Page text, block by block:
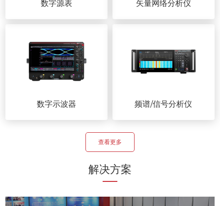
数字源表 矢量网络分析仪
数字示波器 频谱/信号分析仪
查看更多
解决方案